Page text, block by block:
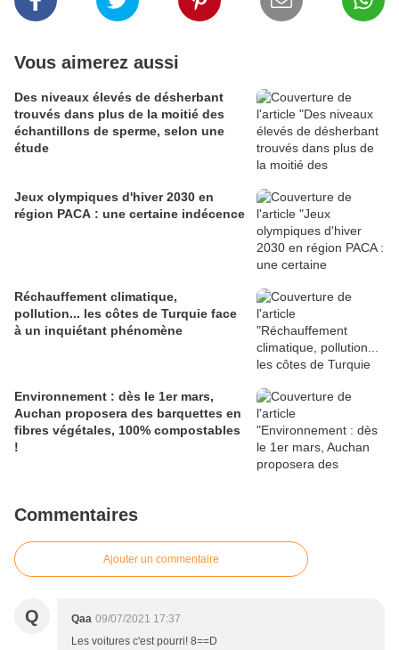
Vous aimerez aussi
Des niveaux élevés de désherbant
trouvés dans plus de la moitié des
échantillons de sperme, selon une
étude
Jeux olympiques d'hiver 2030 en
région PACA : une certaine indécence
Réchauffement climatique,
pollution... les côtes de Turquie face
à un inquiétant phénomène
Environnement : dès le 1er mars,
Auchan proposera des barquettes en
fibres végétales, 100% compostables
!
Commentaires
Ajouter un commentaire
Q Qaa 09/07/2021 17:37
Les voitures c'est pourri! 8==D